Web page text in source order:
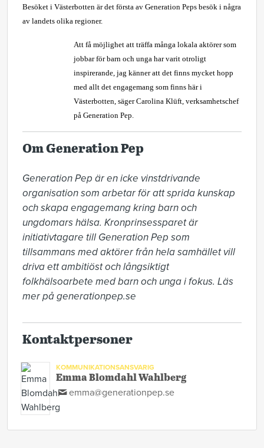
Besöket i Västerbotten är det första av Generation Peps besök i några
av landets olika regioner.
Att få möjlighet att träffa många lokala aktörer som
jobbar för barn och unga har varit otroligt
inspirerande, jag känner att det finns mycket hopp
med allt det engagemang som finns här i
Västerbotten, säger Carolina Klüft, verksamhetschef
på Generation Pep.
Om Generation Pep
Generation Pep är en icke vinstdrivande
organisation som arbetar för att sprida kunskap
och skapa engagemang kring barn och
ungdomars hälsa. Kronprinsessparet är
initiativtagare till Generation Pep som
tillsammans med aktörer från hela samhället vill
driva ett ambitiöst och långsiktigt
folkhälsoarbete med barn och unga i fokus. Läs
mer på generationpep.se
Kontaktpersoner
KOMMUNIKATIONSANSVARIG
Emma Blomdahl Wahlberg
emma@generationpep.se